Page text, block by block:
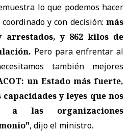
lo que podemos hacer
y con decisión: más
arrestados, y 862 kilos de
Pero para enfrentar al
también mejores
un Estado más fuerte,
y leyes que nos
a las organizaciones
, dijo el ministro.